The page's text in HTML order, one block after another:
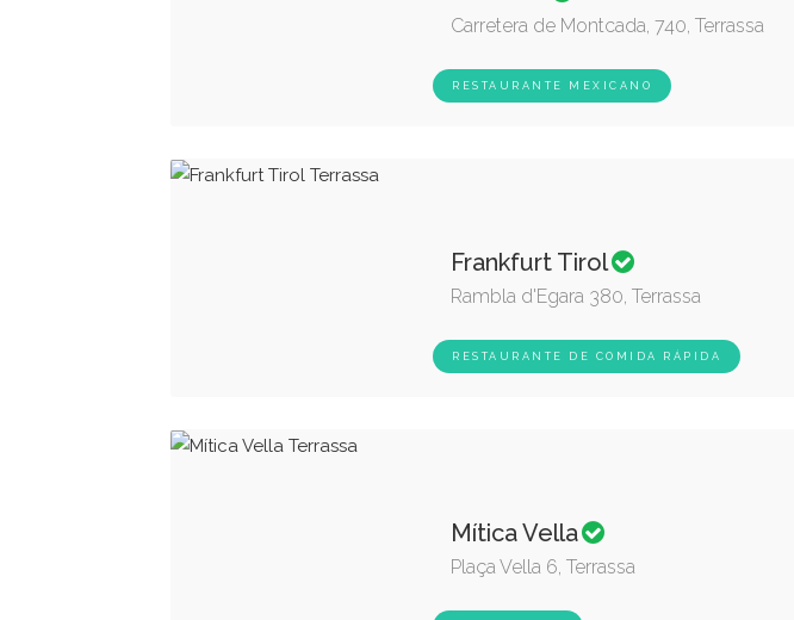
RESTAURANTE MEXICANO
Carretera de Montcada, 740, Terrassa
RESTAURANTE DE COMIDA RÁPIDA
Frankfurt Tirol
Rambla d'Egara 380, Terrassa
Mítica Vella
Plaça Vella 6, Terrassa